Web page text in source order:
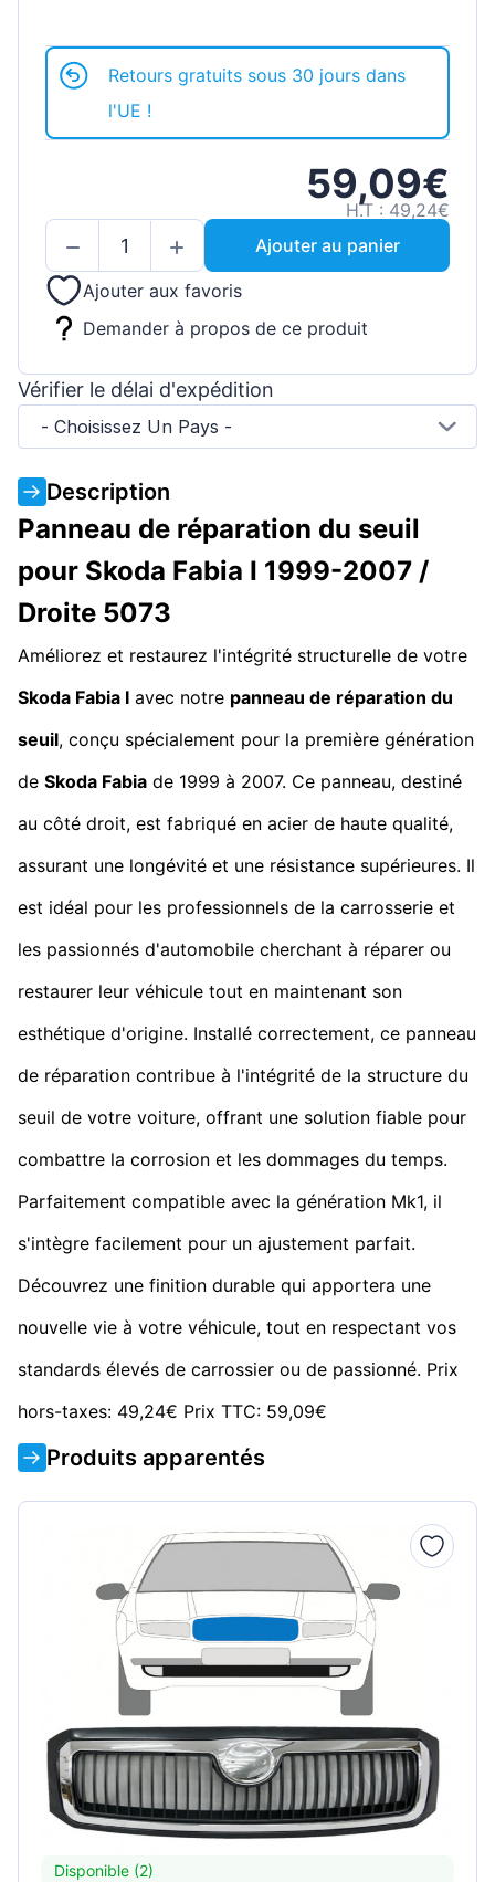
Retours gratuits sous 30 jours dans
l'UE !
59,09€
H.T : 49,24€
Ajouter au panier
Ajouter aux favoris
Demander à propos de ce produit
Vérifier le délai d'expédition
- Choisissez Un Pays -
Description
Panneau de réparation du seuil
pour Skoda Fabia I 1999-2007 /
Droite 5073
Améliorez et restaurez l'intégrité structurelle de votre
Skoda Fabia I avec notre panneau de réparation du
seuil, conçu spécialement pour la première génération
de Skoda Fabia de 1999 à 2007. Ce panneau, destiné
au côté droit, est fabriqué en acier de haute qualité,
assurant une longévité et une résistance supérieures. Il
est idéal pour les professionnels de la carrosserie et
les passionnés d'automobile cherchant à réparer ou
restaurer leur véhicule tout en maintenant son
esthétique d'origine. Installé correctement, ce panneau
de réparation contribue à l'intégrité de la structure du
seuil de votre voiture, offrant une solution fiable pour
combattre la corrosion et les dommages du temps.
Parfaitement compatible avec la génération Mk1, il
s'intègre facilement pour un ajustement parfait.
Découvrez une finition durable qui apportera une
nouvelle vie à votre véhicule, tout en respectant vos
standards élevés de carrossier ou de passionné. Prix
hors-taxes: 49,24€ Prix TTC: 59,09€
Produits apparentés
Disponible (2)